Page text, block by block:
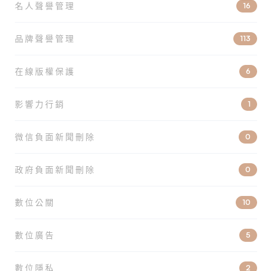
名人聲譽管理 16
品牌聲譽管理 113
在線版權保護 6
影響力行銷 1
微信負面新聞刪除 0
政府負面新聞刪除 0
數位公關 10
數位廣告 5
數位隱私 2